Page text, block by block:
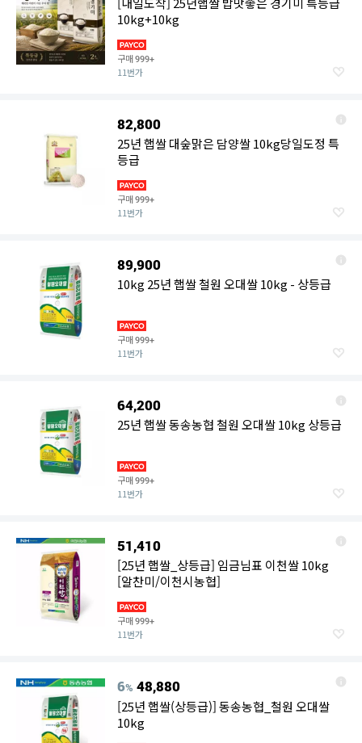
10kg+10kg
구매999+
11번가
82,800
25년 햅쌀 대숲맑은 담양쌀 10kg당일도정 특
등급
구매999+
11번가
89,900
10kg 25년 햅쌀 철원 오대쌀 10kg - 상등급
구매999+
11번가
64,200
25년 햅쌀 동송농협 철원 오대쌀 10kg 상등급
구매999+
11번가
51,410
[25년 햅쌀_상등급] 임금님표 이천쌀 10kg
[알찬미/이천시농협]
구매999+
11번가
6% 48,880
[25년 햅쌀(상등급)] 동송농협_철원 오대쌀
10kg